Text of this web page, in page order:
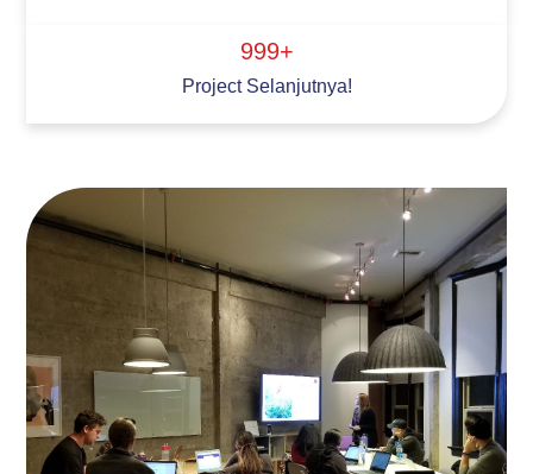
999+
Project Selanjutnya!